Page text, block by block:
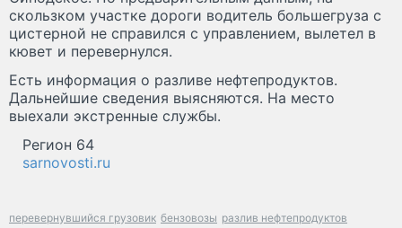
скользком участке дороги водитель большегруза с
цистерной не справился с управлением, вылетел в
кювет и перевернулся.
Есть информация о разливе нефтепродуктов.
Дальнейшие сведения выясняются. На место
выехали экстренные службы.
Регион 64
sarnovosti.ru
перевернувшийся грузовик бензовозы разлив нефтепродуктов